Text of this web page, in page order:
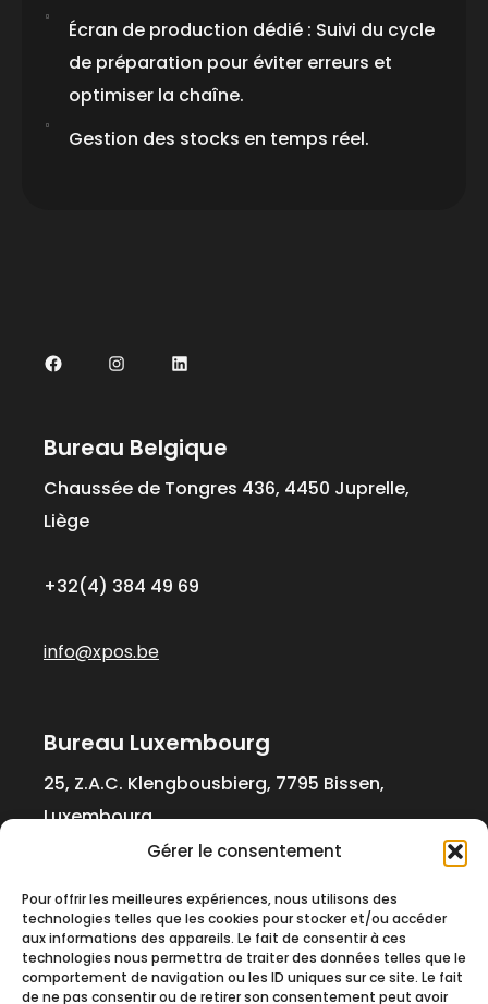
Gérer le consentement
Pour offrir les meilleures expériences, nous utilisons des
technologies telles que les cookies pour stocker et/ou accéder
aux informations des appareils. Le fait de consentir à ces
technologies nous permettra de traiter des données telles que le
comportement de navigation ou les ID uniques sur ce site. Le fait
de ne pas consentir ou de retirer son consentement peut avoir
Écran de production dédié : Suivi du cycle
de préparation pour éviter erreurs et
optimiser la chaîne.
Gestion des stocks en temps réel.
Bureau Belgique
Chaussée de Tongres 436, 4450 Juprelle,
Liège
+32(4) 384 49 69
info@xpos.be
Bureau Luxembourg
25, Z.A.C. Klengbousbierg, 7795 Bissen,
Luxembourg
info@xpos.lu